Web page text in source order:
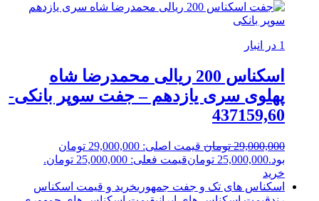
1 در انبار
اسکناس 200 ریالی محمدرضا شاه
پهلوی سری یازدهم – جفت سوپر بانکی-
437159,60
29,000,000 تومان
قیمت اصلی: 29,000,000 تومان
بود.25,000,000 تومانقیمت فعلی: 25,000,000 تومان.
خرید
اسکناس های تک و جفت جمهوریخرید و قیمت اسکناس